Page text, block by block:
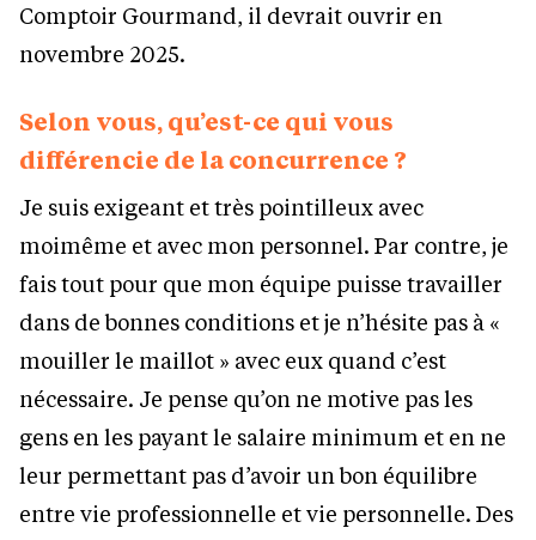
Comptoir Gourmand, il devrait ouvrir en
novembre 2025.
Selon vous, qu’est-ce qui vous
différencie de la concurrence ?
Je suis exigeant et très pointilleux avec
moimême et avec mon personnel. Par contre, je
fais tout pour que mon équipe puisse travailler
dans de bonnes conditions et je n’hésite pas à «
mouiller le maillot » avec eux quand c’est
nécessaire. Je pense qu’on ne motive pas les
gens en les payant le salaire minimum et en ne
leur permettant pas d’avoir un bon équilibre
entre vie professionnelle et vie personnelle. Des